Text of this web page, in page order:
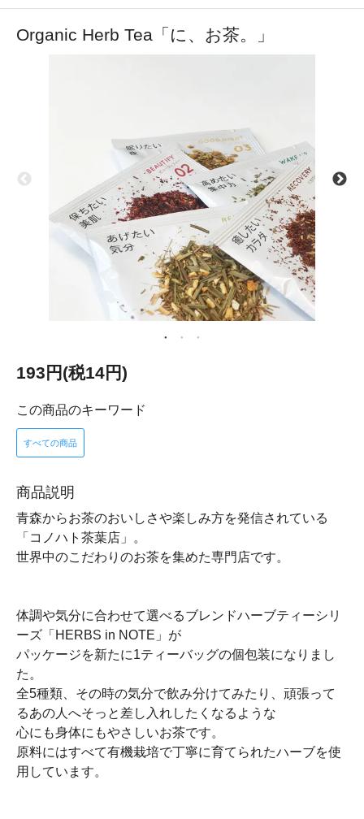
Organic Herb Tea「に、お茶。」
193円(税14円)
この商品のキーワード
すべての商品
商品説明
青森からお茶のおいしさや楽しみ方を発信されている
「コノハト茶葉店」。
世界中のこだわりのお茶を集めた専門店です。
体調や気分に合わせて選べるブレンドハーブティーシリ
ーズ「HERBS in NOTE」が
パッケージを新たに1ティーバッグの個包装になりまし
た。
全5種類、その時の気分で飲み分けてみたり、頑張って
るあの人へそっと差し入れしたくなるような
心にも身体にもやさしいお茶です。
原料にはすべて有機栽培で丁寧に育てられたハーブを使
用しています。